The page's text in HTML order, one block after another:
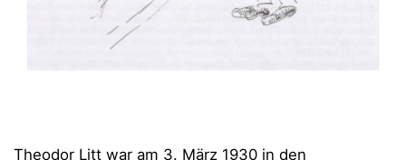
Theodor Litt war am 3. März 1930 in den